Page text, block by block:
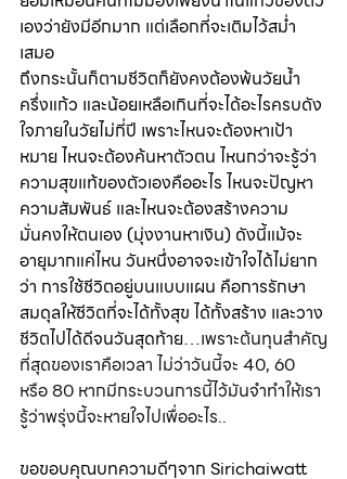
เองว่ายังมีอีกมาก แต่เลือกที่จะเติมไว้สม่ำ
เสมอ
ถึงกระนั้นก็ตามชีวิตก็ยังคงต้องพ้นวัยน้ำ
ครึ่งแก้ว และน้อยเหลือเกินที่จะได้อะไรครบดัง
ใจภายในวัยไม่กี่ปี เพราะไหนจะต้องหาเป้า
หมาย ไหนจะต้องค้นหาตัวตน ไหนกว่าจะรู้ว่า
ความสุขแท้ของตัวเองคืออะไร ไหนจะปัญหา
ความสัมพันธ์ และไหนจะต้องสร้างความ
มั่นคงให้ตนเอง (มุ่งงานหาเงิน) ดังนี้แม้จะ
อายุมากแค่ไหน วันหนึ่งอาจจะเข้าใจได้ไม่ยาก
ว่า การใช้ชีวิตอยู่บนแบบแผน คือการรักษา
สมดุลให้ชีวิตที่จะได้ทั้งสุข ได้ทั้งสร้าง และวาง
ชีวิตไปได้ดีจนวันสุดท้าย…เพราะต้นทุนสำคัญ
ที่สุดของเราคือเวลา ไม่ว่าวันนี้จะ 40, 60
หรือ 80 หากมีกระบวนการนี้ไว้มันจำทำให้เรา
รู้ว่าพรุ่งนี้จะหายใจไปเพื่ออะไร..
ขอขอบคุณบทความดีๆจาก Sirichaiwatt